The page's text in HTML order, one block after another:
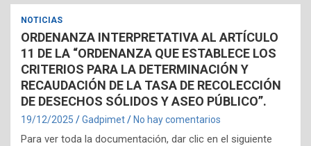
NOTICIAS
ORDENANZA INTERPRETATIVA AL ARTÍCULO
11 DE LA “ORDENANZA QUE ESTABLECE LOS
CRITERIOS PARA LA DETERMINACIÓN Y
RECAUDACIÓN DE LA TASA DE RECOLECCIÓN
DE DESECHOS SÓLIDOS Y ASEO PÚBLICO”.
19/12/2025 Gadpimet No hay comentarios
Para ver toda la documentación, dar clic en el siguiente